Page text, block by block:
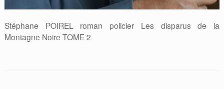
Stéphane POIREL roman policier Les disparus de la
Montagne Noire TOME 2